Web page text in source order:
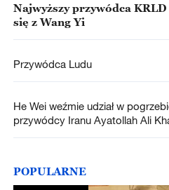
Najwyższy przywódca
się z Wang Yi
Przywódca Ludu
He Wei weźmie udział w
przywódcy Iranu Ayatollah Ali
POPULARNE